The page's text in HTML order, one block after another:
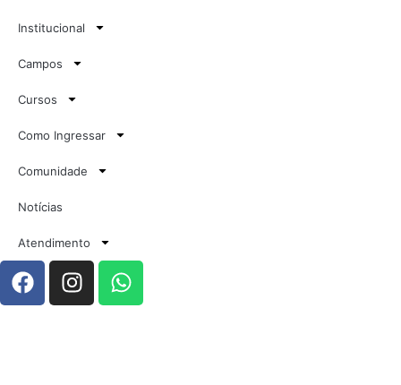
Institucional
Campos
Cursos
Como Ingressar
Comunidade
Notícias
Atendimento